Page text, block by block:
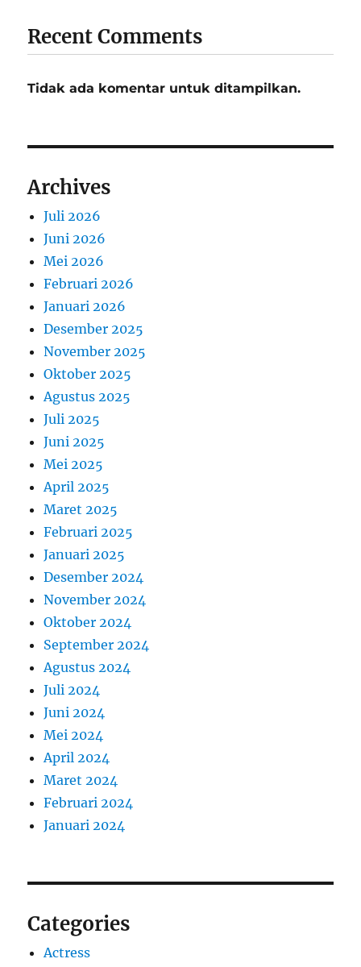
Recent Comments
Tidak ada komentar untuk ditampilkan.
Archives
Juli 2026
Juni 2026
Mei 2026
Februari 2026
Januari 2026
Desember 2025
November 2025
Oktober 2025
Agustus 2025
Juli 2025
Juni 2025
Mei 2025
April 2025
Maret 2025
Februari 2025
Januari 2025
Desember 2024
November 2024
Oktober 2024
September 2024
Agustus 2024
Juli 2024
Juni 2024
Mei 2024
April 2024
Maret 2024
Februari 2024
Januari 2024
Categories
Actress